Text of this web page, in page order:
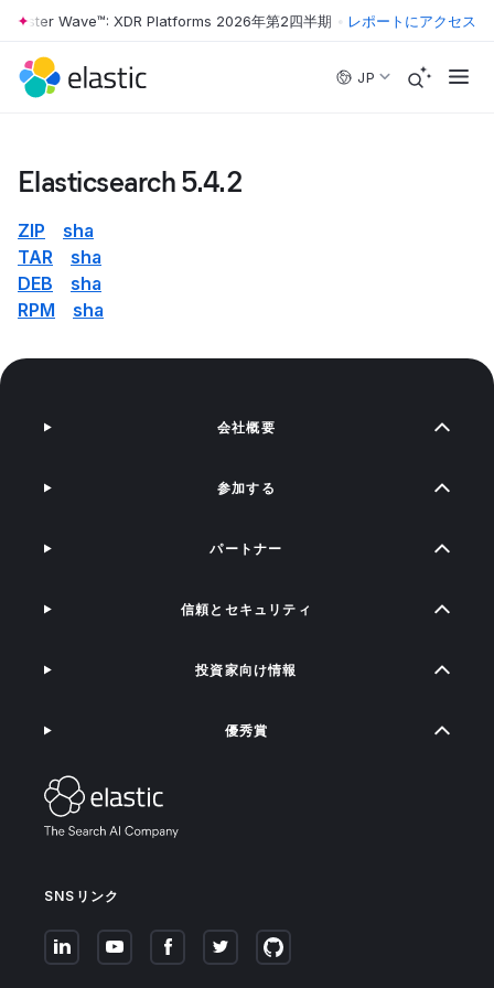
Skip to main content
Wave™: XDR Platforms 2026年第2四半期 • The Forrester
レポートにアクセス
JP
Elasticsearch 5.4.2
ZIP
sha
TAR
sha
DEB
sha
RPM
sha
SNSリンク
会社概要
参加する
パートナー
信頼とセキュリティ
投資家向け情報
優秀賞